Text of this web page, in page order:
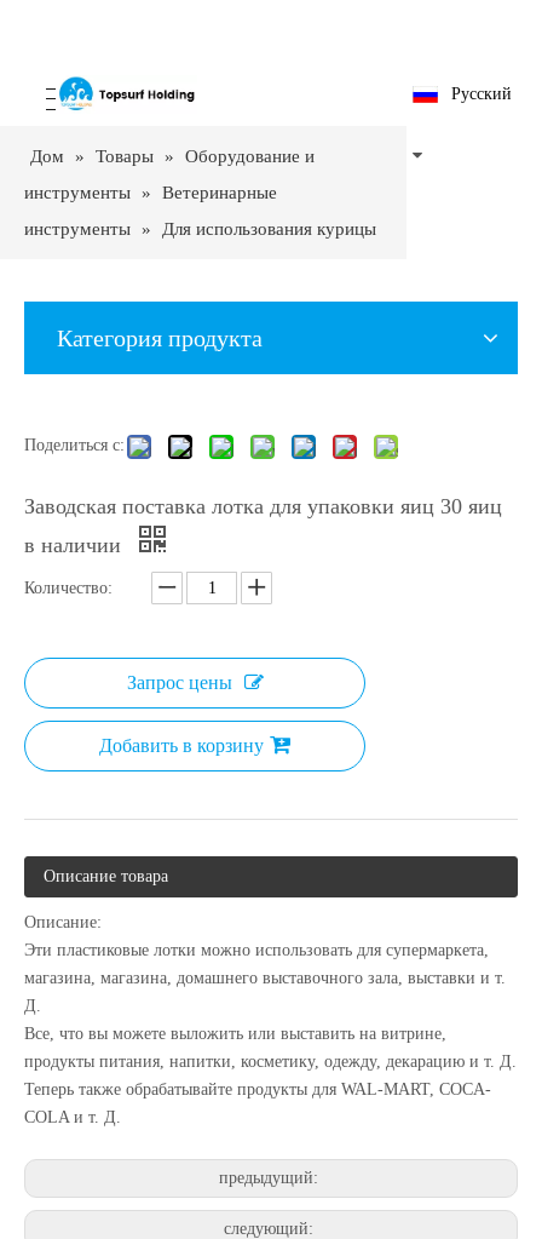
Pусский
Дом » Товары »
Оборудование и
инструменты »
Ветеринарные
инструменты »
Для использования курицы
упаковки яиц 30 яиц в наличии
Категория продукта
Поделиться с:
Заводская поставка лотка для упаковки яиц 30 яиц
в наличии
Количество:
Запрос цены
Добавить в корзину
Описание товара
Описание:
Эти пластиковые лотки можно использовать для супермаркета,
магазина, магазина, домашнего выставочного зала, выставки и т.
Д.
Все, что вы можете выложить или выставить на витрине,
продукты питания, напитки, косметику, одежду, декарацию и т. Д.
Теперь также обрабатывайте продукты для WAL-MART, COCA-
COLA и т. Д.
предыдущий:
следующий: